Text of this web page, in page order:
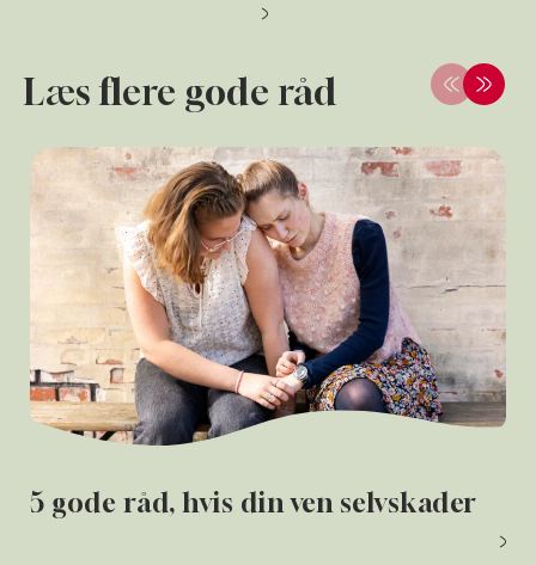
Læs flere gode råd
5 gode råd, hvis din ven selvskader